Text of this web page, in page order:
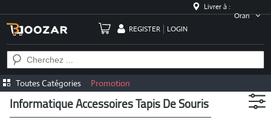
Livrer à :
Oran
REGISTER
LOGIN
Toutes Catégories Promotion
Informatique Accessoires Tapis De Souris